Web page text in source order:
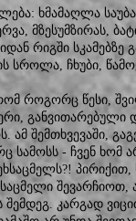
ხმამაღლა
მზესუმზირას,
რიგში სკამებზე
სროლა, ჩხუბი,
როგორც წესი,
განვითარებული
ამ შემთხვევაში,
სამოსს - ჩვენ ხომ
შევარჩიოთ,
კარგად